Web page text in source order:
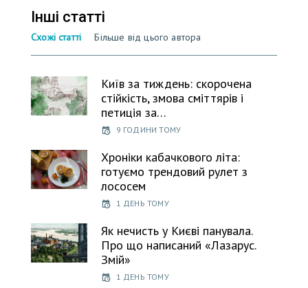
Інші статті
Схожі статті Більше від цього автора
Київ за тиждень: скорочена
стійкість, змова сміттярів і
петиція за…
9 ГОДИНИ ТОМУ
Хроніки кабачкового літа:
готуємо трендовий рулет з
лососем
1 ДЕНЬ ТОМУ
Як нечисть у Києві панувала.
Про що написаний «Лазарус.
Змій»
1 ДЕНЬ ТОМУ